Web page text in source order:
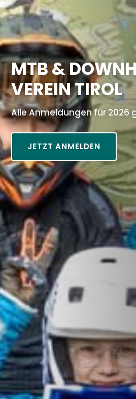
MTB &
VEREIN TIROL
Alle Anmeldungen für 2026
JETZT ANMELDEN